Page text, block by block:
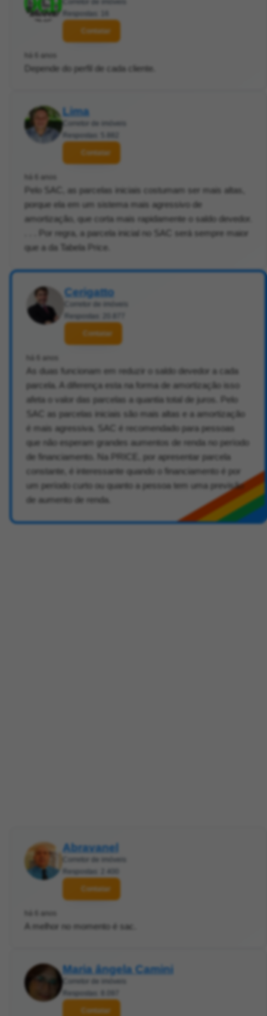
Contatar
Depende do perfil de cada cliente.
Lima
Contatar
Pelo SAC, as parcelas iniciais costumam ser mais altas,
porque ela em um sistema mais agressivo de
amortização, que corta mais rapidamente o saldo devedor.
. . . Por regra, a parcela inicial no SAC será sempre maior
que a da Tabela Price.
Cerigatto
Contatar
As duas funcionam em reduzir o saldo devedor a cada
parcela. A diferença esta na forma de amortização isso
afeta o valor das parcelas a quantia total de juros. Pelo
SAC as parcelas iniciais são mais altas e a amortização
é mais agressiva. SAC é recomendado para pessoas
que não esperam grandes aumentos de renda no período
de financiamento. Na PRICE, por apresentar parcela
constante, é interessante quando o financiamento é por
um período curto ou quanto a pessoa tem uma previsão
de aumento de renda.
Abravanel
Contatar
A melhor no momento é sac.
Maria ângela Camini
Contatar